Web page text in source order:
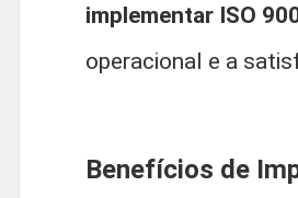
implementar ISO
operacional e a
Benefícios de